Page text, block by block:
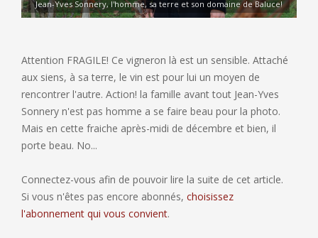
Jean-Yves Sonnery, l'homme, sa terre et son domaine de Baluce!
Attention FRAGILE! Ce vigneron là est un sensible. Attaché
aux siens, à sa terre, le vin est pour lui un moyen de
rencontrer l'autre. Action! la famille avant tout Jean-Yves
Sonnery n'est pas homme a se faire beau pour la photo.
Mais en cette fraiche après-midi de décembre et bien, il
porte beau. No...
Connectez-vous afin de pouvoir lire la suite de cet article.
Si vous n'êtes pas encore abonnés, choisissez
l'abonnement qui vous convient.